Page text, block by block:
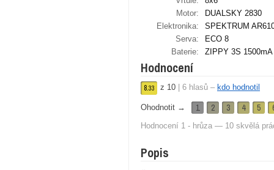
Motor:
DUALSKY 2830
Elektronika:
SPEKTRUM
Serva:
ECO 8
Baterie:
ZIPPY 3S 1500mA
Hodnocení
8.33 z 10 6 hlasů – kdo hodnotil
Ohodnotit → 1 2 3 4 5
Hodnocení 1 - hrůza — 10 skvělá
Popis